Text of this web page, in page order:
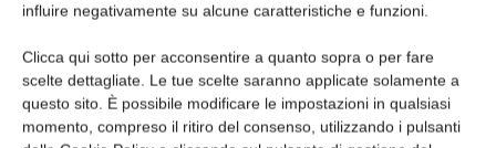
influire negativamente su alcune caratteristiche e funzioni.
Clicca qui sotto per acconsentire a quanto sopra o per fare
scelte dettagliate. Le tue scelte saranno applicate solamente a
questo sito. È possibile modificare le impostazioni in qualsiasi
momento, compreso il ritiro del consenso, utilizzando i pulsanti